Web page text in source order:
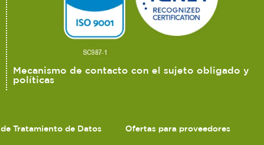
Mecanismo de contacto con el sujeto obligado y
políticas
Tratamiento de Datos
Ofertas para proveedores